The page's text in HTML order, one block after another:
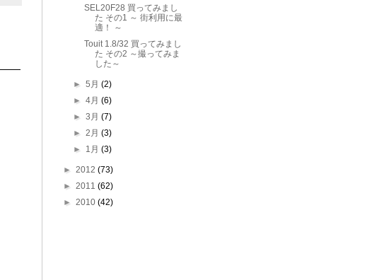
SEL20F28 買ってみまし
た その1 ～ 街利用に最
適！ ～
Touit 1.8/32 買ってみまし
た その2 ～撮ってみま
した～
►5月(2)
►4月(6)
►3月(7)
►2月(3)
► 1月(3)
► 2012 (73)
► 2011 (62)
► 2010 (42)